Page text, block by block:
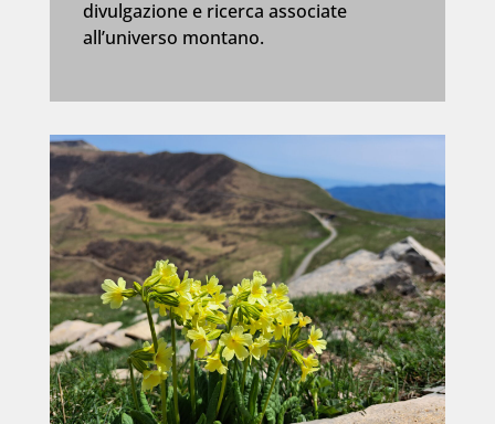
divulgazione e ricerca associate
all’universo montano.